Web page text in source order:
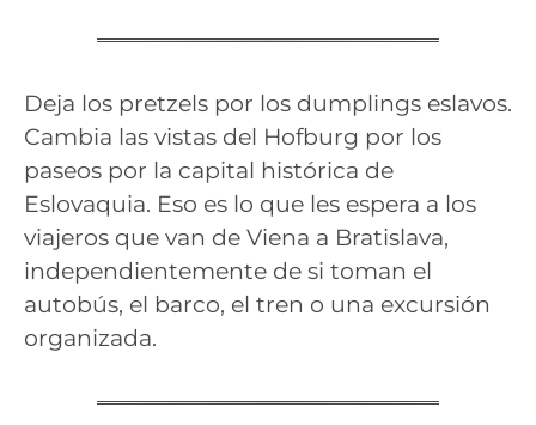
Deja los pretzels por los dumplings eslavos.
Cambia las vistas del Hofburg por los
paseos por la capital histórica de
Eslovaquia. Eso es lo que les espera a los
viajeros que van de Viena a Bratislava,
independientemente de si toman el
autobús, el barco, el tren o una excursión
organizada.